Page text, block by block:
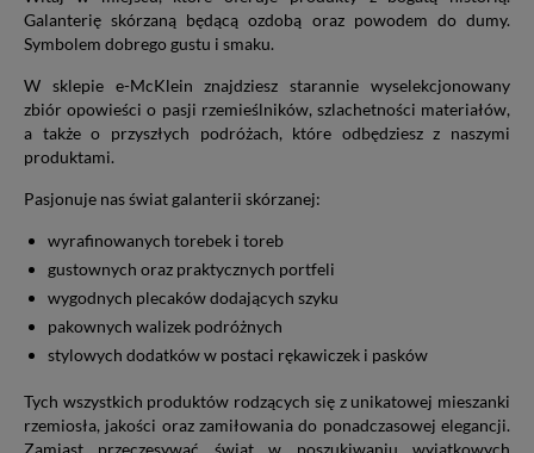
Galanterię skórzaną będącą ozdobą oraz powodem do dumy.
Symbolem dobrego gustu i smaku.
W sklepie e-McKlein znajdziesz starannie wyselekcjonowany
zbiór opowieści o pasji rzemieślników, szlachetności materiałów,
a także o przyszłych podróżach, które odbędziesz z naszymi
produktami.
Pasjonuje nas świat galanterii skórzanej:
wyrafinowanych torebek i toreb
gustownych oraz praktycznych portfeli
wygodnych plecaków dodających szyku
pakownych walizek podróżnych
stylowych dodatków w postaci rękawiczek i pasków
Tych wszystkich produktów rodzących się z unikatowej mieszanki
rzemiosła, jakości oraz zamiłowania do ponadczasowej elegancji.
Zamiast przeczesywać świat w poszukiwaniu wyjątkowych